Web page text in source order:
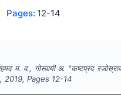
Pages: 12-14
म. व., गोस्वामी अ. "कष्टप्रद
,2019, Pages 12-14